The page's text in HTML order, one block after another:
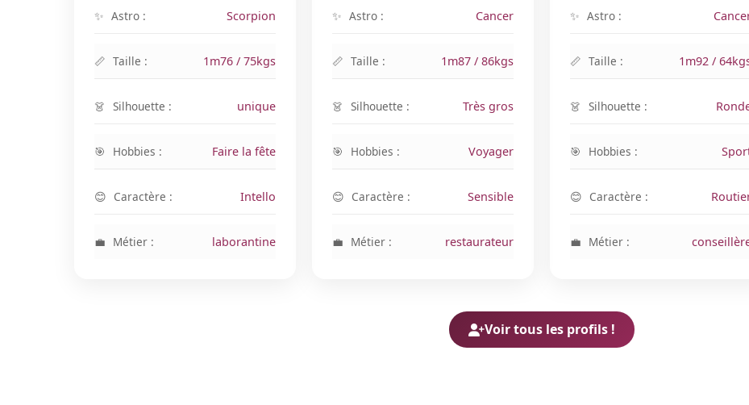
Astro : Scorpion
Taille : 1m76 / 75kgs
Silhouette : unique
Hobbies : Faire la fête
Caractère : Intello
Métier : laborantine
Astro : Cancer
Taille : 1m87 / 86kgs
Silhouette : Très gros
Hobbies : Voyager
Caractère : Sensible
Métier : restaurateur
Astro :
Taille : 1m92 /
Silhouette :
Hobbies :
Caractère :
Métier :
Voir tous les profils !